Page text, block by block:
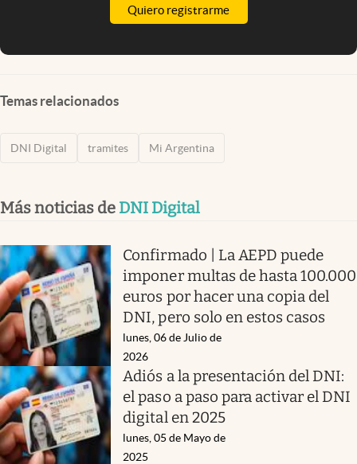
Quiero registrarme
Temas relacionados
DNI Digital tramites Mi Argentina
Más noticias de DNI Digital
Confirmado | La AEPD puede
imponer multas de hasta 100.000
euros por hacer una copia del
DNI, pero solo en estos casos
lunes, 06 de Julio de
2026
Adiós a la presentación del DNI:
el paso a paso para activar el DNI
digital en 2025
lunes, 05 de Mayo de
2025